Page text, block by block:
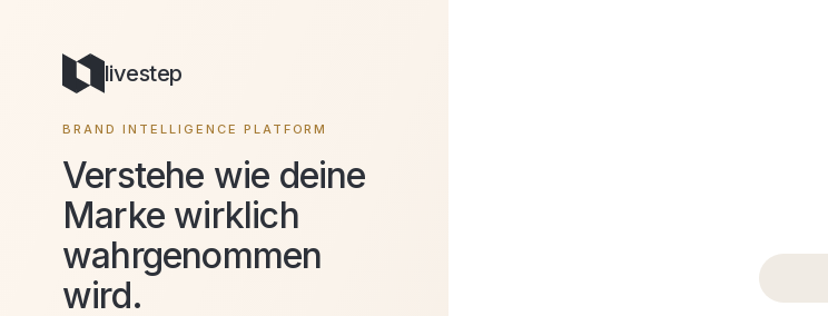
livestep
BRAND INTELLIGENCE PLATFORM
Verstehe wie deine
Marke wirklich
wahrgenommen
wird.